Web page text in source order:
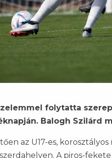
folytatta
Balogh Szilárd
az U17-es,
A piros-